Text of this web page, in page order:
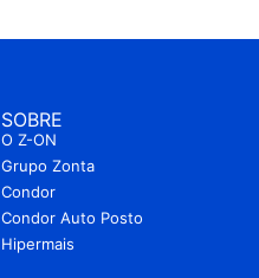
SOBRE
O Z-ON
Grupo Zonta
Condor
Condor Auto Posto
Hipermais